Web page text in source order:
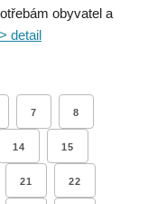
obyvatel a
detail
7 8
14 15
21 22